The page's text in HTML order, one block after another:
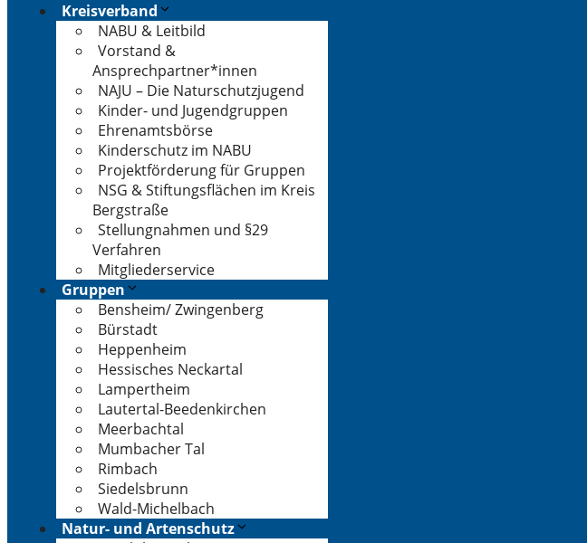
Kreisverband
NABU & Leitbild
Vorstand &
Ansprechpartner*innen
NAJU – Die Naturschutzjugend
Kinder- und Jugendgruppen
Ehrenamtsbörse
Kinderschutz im NABU
Projektförderung für Gruppen
NSG & Stiftungsflächen im Kreis
Bergstraße
Stellungnahmen und §29
Verfahren
Mitgliederservice
Gruppen
Bensheim/ Zwingenberg
Bürstadt
Heppenheim
Hessisches Neckartal
Lampertheim
Lautertal-Beedenkirchen
Meerbachtal
Mumbacher Tal
Rimbach
Siedelsbrunn
Wald-Michelbach
Natur- und Artenschutz